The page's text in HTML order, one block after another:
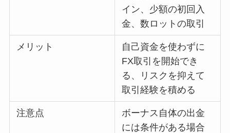
イン、少額の初回入
金、数ロットの取引
メリット
自己資金を使わずに
FX取引を開始でき
る、リスクを抑えて
取引経験を積める
注意点
ボーナス自体の出金
には条件がある場合